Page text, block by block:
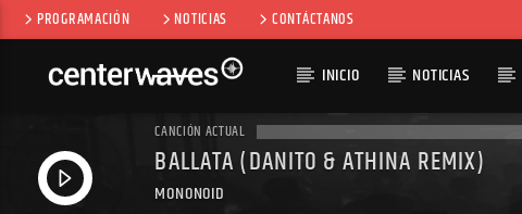
PROGRAMACIÓN NOTICIAS CONTÁCTANOS
INICIO NOTICIAS
CANCIÓN ACTUAL
BALLATA (DANITO & ATHINA REMIX)
MONONOID